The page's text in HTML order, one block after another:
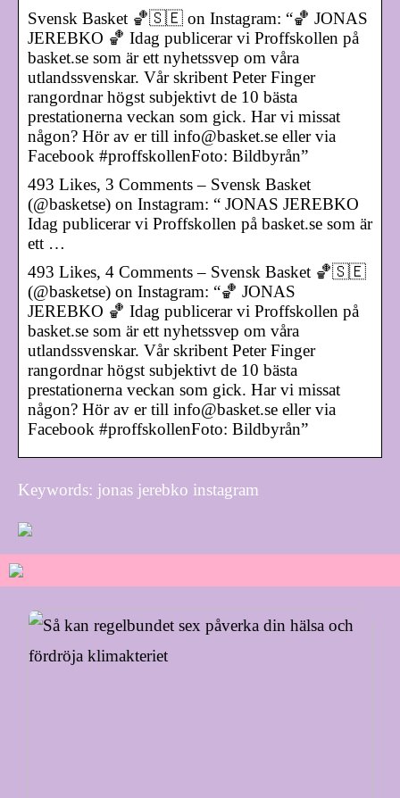
Svensk Basket 🏀🇸🇪 on Instagram: “🏀 JONAS
JEREBKO 🏀 Idag publicerar vi Proffskollen på
basket.se som är ett nyhetssvep om våra
utlandssvenskar. Vår skribent Peter Finger
rangordnar högst subjektivt de 10 bästa
prestationerna veckan som gick. Har vi missat
någon? Hör av er till info@basket.se eller via
Facebook #proffskollenFoto: Bildbyrån”
493 Likes, 3 Comments – Svensk Basket
(@basketse) on Instagram: “ JONAS JEREBKO
Idag publicerar vi Proffskollen på basket.se som är
ett …
493 Likes, 4 Comments – Svensk Basket 🏀🇸🇪
(@basketse) on Instagram: “🏀 JONAS
JEREBKO 🏀 Idag publicerar vi Proffskollen på
basket.se som är ett nyhetssvep om våra
utlandssvenskar. Vår skribent Peter Finger
rangordnar högst subjektivt de 10 bästa
prestationerna veckan som gick. Har vi missat
någon? Hör av er till info@basket.se eller via
Facebook #proffskollenFoto: Bildbyrån”
Keywords: jonas jerebko instagram